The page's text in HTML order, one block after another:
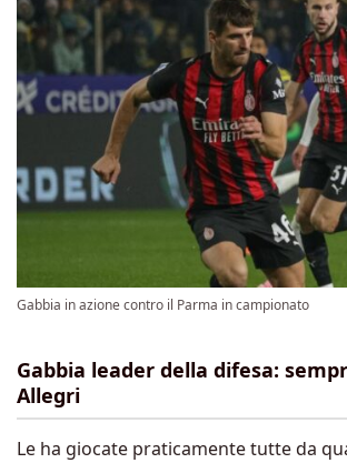
Gabbia in azione contro il Parma in campionato
Gabbia leader della difesa:
Allegri
Le ha giocate praticamente tutte da